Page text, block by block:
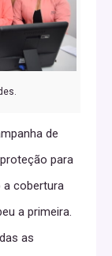
de
para
a cobertura
a primeira.
as